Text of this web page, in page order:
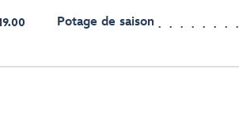
Potage de saison